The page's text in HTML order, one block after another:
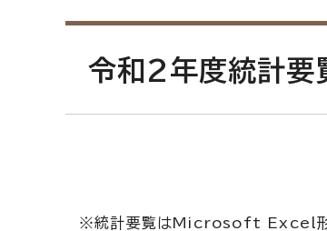
令和2年度統計
※統計要覧はMicrosoft Excel形